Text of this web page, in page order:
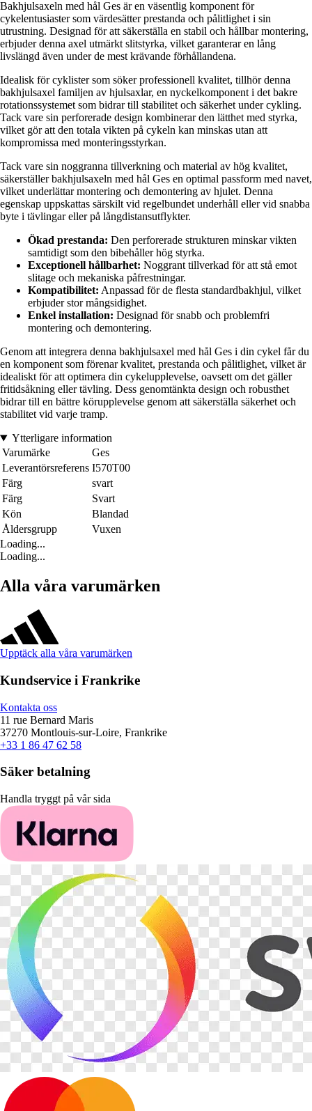
Bakhjulsaxeln med hål Ges är en väsentlig komponent för
cykelentusiaster som värdesätter prestanda och pålitlighet i sin
utrustning. Designad för att säkerställa en stabil och hållbar montering,
erbjuder denna axel utmärkt slitstyrka, vilket garanterar en lång
livslängd även under de mest krävande förhållandena.
Idealisk för cyklister som söker professionell kvalitet, tillhör denna
bakhjulsaxel familjen av hjulsaxlar, en nyckelkomponent i det bakre
rotationssystemet som bidrar till stabilitet och säkerhet under cykling.
Tack vare sin perforerade design kombinerar den lätthet med styrka,
vilket gör att den totala vikten på cykeln kan minskas utan att
kompromissa med monteringsstyrkan.
Tack vare sin noggranna tillverkning och material av hög kvalitet,
säkerställer bakhjulsaxeln med hål Ges en optimal passform med navet,
vilket underlättar montering och demontering av hjulet. Denna
egenskap uppskattas särskilt vid regelbundet underhåll eller vid snabba
byte i tävlingar eller på långdistansutflykter.
Ökad prestanda: Den perforerade strukturen minskar vikten
samtidigt som den bibehåller hög styrka.
Exceptionell hållbarhet: Noggrant tillverkad för att stå emot
slitage och mekaniska påfrestningar.
Kompatibilitet: Anpassad för de flesta standardbakhjul, vilket
erbjuder stor mångsidighet.
Enkel installation: Designad för snabb och problemfri
montering och demontering.
Genom att integrera denna bakhjulsaxel med hål Ges i din cykel får du
en komponent som förenar kvalitet, prestanda och pålitlighet, vilket är
idealiskt för att optimera din cykelupplevelse, oavsett om det gäller
fritidsåkning eller tävling. Dess genomtänkta design och robusthet
bidrar till en bättre körupplevelse genom att säkerställa säkerhet och
stabilitet vid varje tramp.
Ytterligare information
Varumärke
Ges
Leverantörsreferens I570T00
Färg
svart
Färg
Svart
Kön
Blandad
Åldersgrupp
Vuxen
Loading...
Loading...
Alla våra varumärken
Upptäck alla våra varumärken
Kundservice i Frankrike
Kontakta oss
11 rue Bernard Maris
37270 Montlouis-sur-Loire, Frankrike
+33 1 86 47 62 58
Säker betalning
Handla tryggt på vår sida